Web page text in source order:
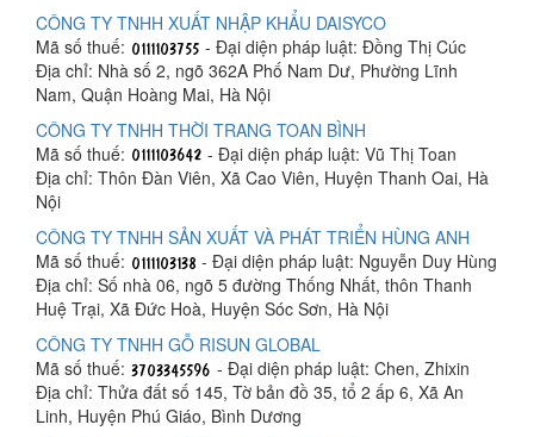
CÔNG TY TNHH XUẤT NHẬP KHẨU DAISYCO
Mã số thuế:
- Đại diện pháp luật: Đồng Thị Cúc
Địa chỉ: Nhà số 2, ngõ 362A Phố Nam Dư, Phường Lĩnh
Nam, Quận Hoàng Mai, Hà Nội
CÔNG TY TNHH THỜI TRANG TOAN BÌNH
Mã số thuế:
- Đại diện pháp luật: Vũ Thị Toan
Địa chỉ: Thôn Đàn Viên, Xã Cao Viên, Huyện Thanh Oai, Hà
Nội
CÔNG TY TNHH SẢN XUẤT VÀ PHÁT TRIỂN HÙNG ANH
Mã số thuế:
- Đại diện pháp luật: Nguyễn Duy Hùng
Địa chỉ: Số nhà 06, ngõ 5 đường Thống Nhất, thôn Thanh
Huệ Trại, Xã Đức Hoà, Huyện Sóc Sơn, Hà Nội
CÔNG TY TNHH GỖ RISUN GLOBAL
Mã số thuế:
- Đại diện pháp luật: Chen, Zhixin
Địa chỉ: Thửa đất số 145, Tờ bản đồ 35, tổ 2 ấp 6, Xã An
Linh, Huyện Phú Giáo, Bình Dương